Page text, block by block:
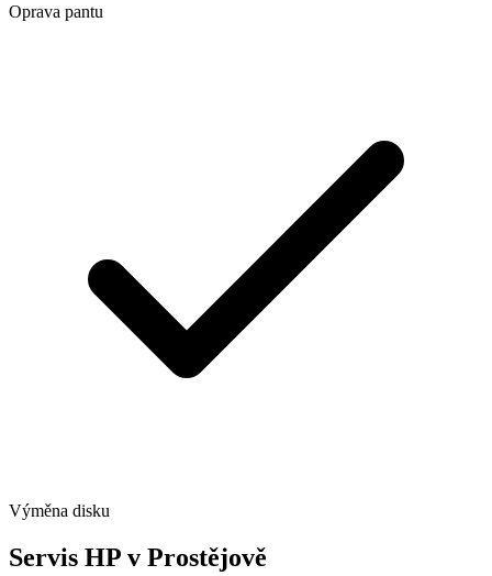
Oprava pantu
Výměna disku
Servis HP v Prostějově